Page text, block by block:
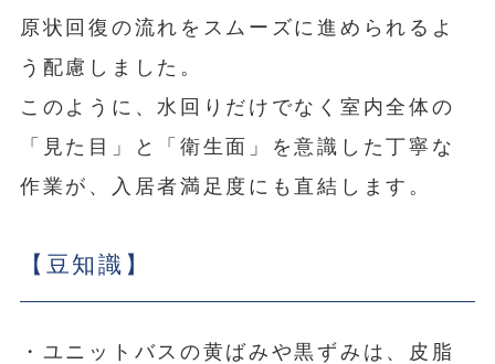
原状回復の流れをスムーズに進められるよ
う配慮しました。
このように、水回りだけでなく室内全体の
「見た目」と「衛生面」を意識した丁寧な
作業が、入居者満足度にも直結します。
【豆知識】
・ユニットバスの黄ばみや黒ずみは、皮脂